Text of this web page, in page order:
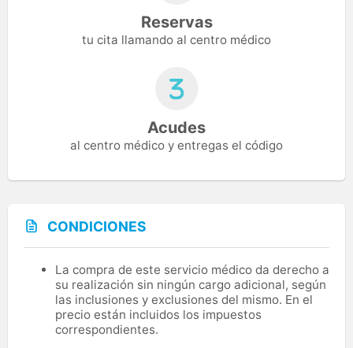
Reservas
tu cita llamando al centro médico
Acudes
al centro médico y entregas el código
CONDICIONES
La compra de este servicio médico da derecho a
su realización sin ningún cargo adicional, según
las inclusiones y exclusiones del mismo. En el
precio están incluidos los impuestos
correspondientes.